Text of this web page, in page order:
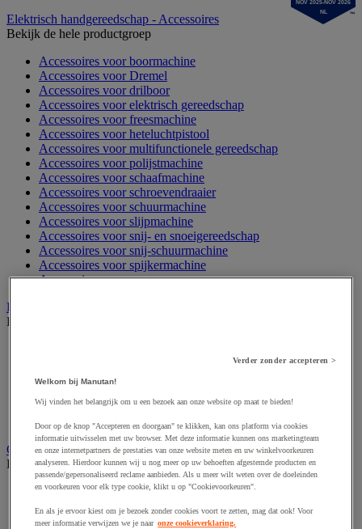
Elektrisch handgereedschap - Accessoires
Bekijk de hele productgroep
Accessoires voor boormachine
Accessoires voor Dremel
Accessoires voor drilboor
Accessoires voor elektrisch gereedschap
Accessoires voor freesmachine
Accessoires voor heteluchtpistool
Accessoires voor multifunctionele gereedschap
Accessoires voor polijstmachine
Accessoires voor schaafmachine
Accessoires voor schroevendraaier
Accessoires voor schuurmachine
Accessoires voor slijpmachine
Accessoires voor snij- en snoeigereedschap
Accessoires voor snij-schuurmachine
Accessoires voor spijkermachine
Accessoires voor zaag
Elektrische toebehoren en verlichting
Bekijk de hele productgroep
Elektrische kabel
Verlengsnoer, stekkerdoos en kapelhaspel
Wandcontactdoos en schakelaar
Gereedschap opbergen
Bekijk de hele productgroep
Assortimentsdoos en gereedschapkoffer
Gereedschapskist en opbergtas
Gereedschapskoffer en versterkte kist
NOV 2025-NOV 2026
NL
Verder zonder accepteren >
Welkom bij Manutan!
Wij vinden het belangrijk om u een bezoek aan onze website op maat te bieden!
Door op de knop "Accepteren en doorgaan" te klikken, kan ons platform via cookies
informatie uitwisselen met uw browser. Met deze informatie kunnen ons marketingteam
en onze internetpartners de prestaties van onze website meten en uw winkelvoorkeuren
analyseren. Hierdoor kunnen wij u nog meer op uw behoeften afgestemde producten en
passende/gepersonaliseerd reclame aanbieden. Als u meer wilt weten over de doeleinden
en voorkeuren voor elk type cookie, klikt u op "Cookievoorkeuren".
En als je ervoor kiest om je bezoek zonder cookies voort te zetten, mag dat ook! Voor
meer informatie verwijzen we je naar onze cookieverklaring.